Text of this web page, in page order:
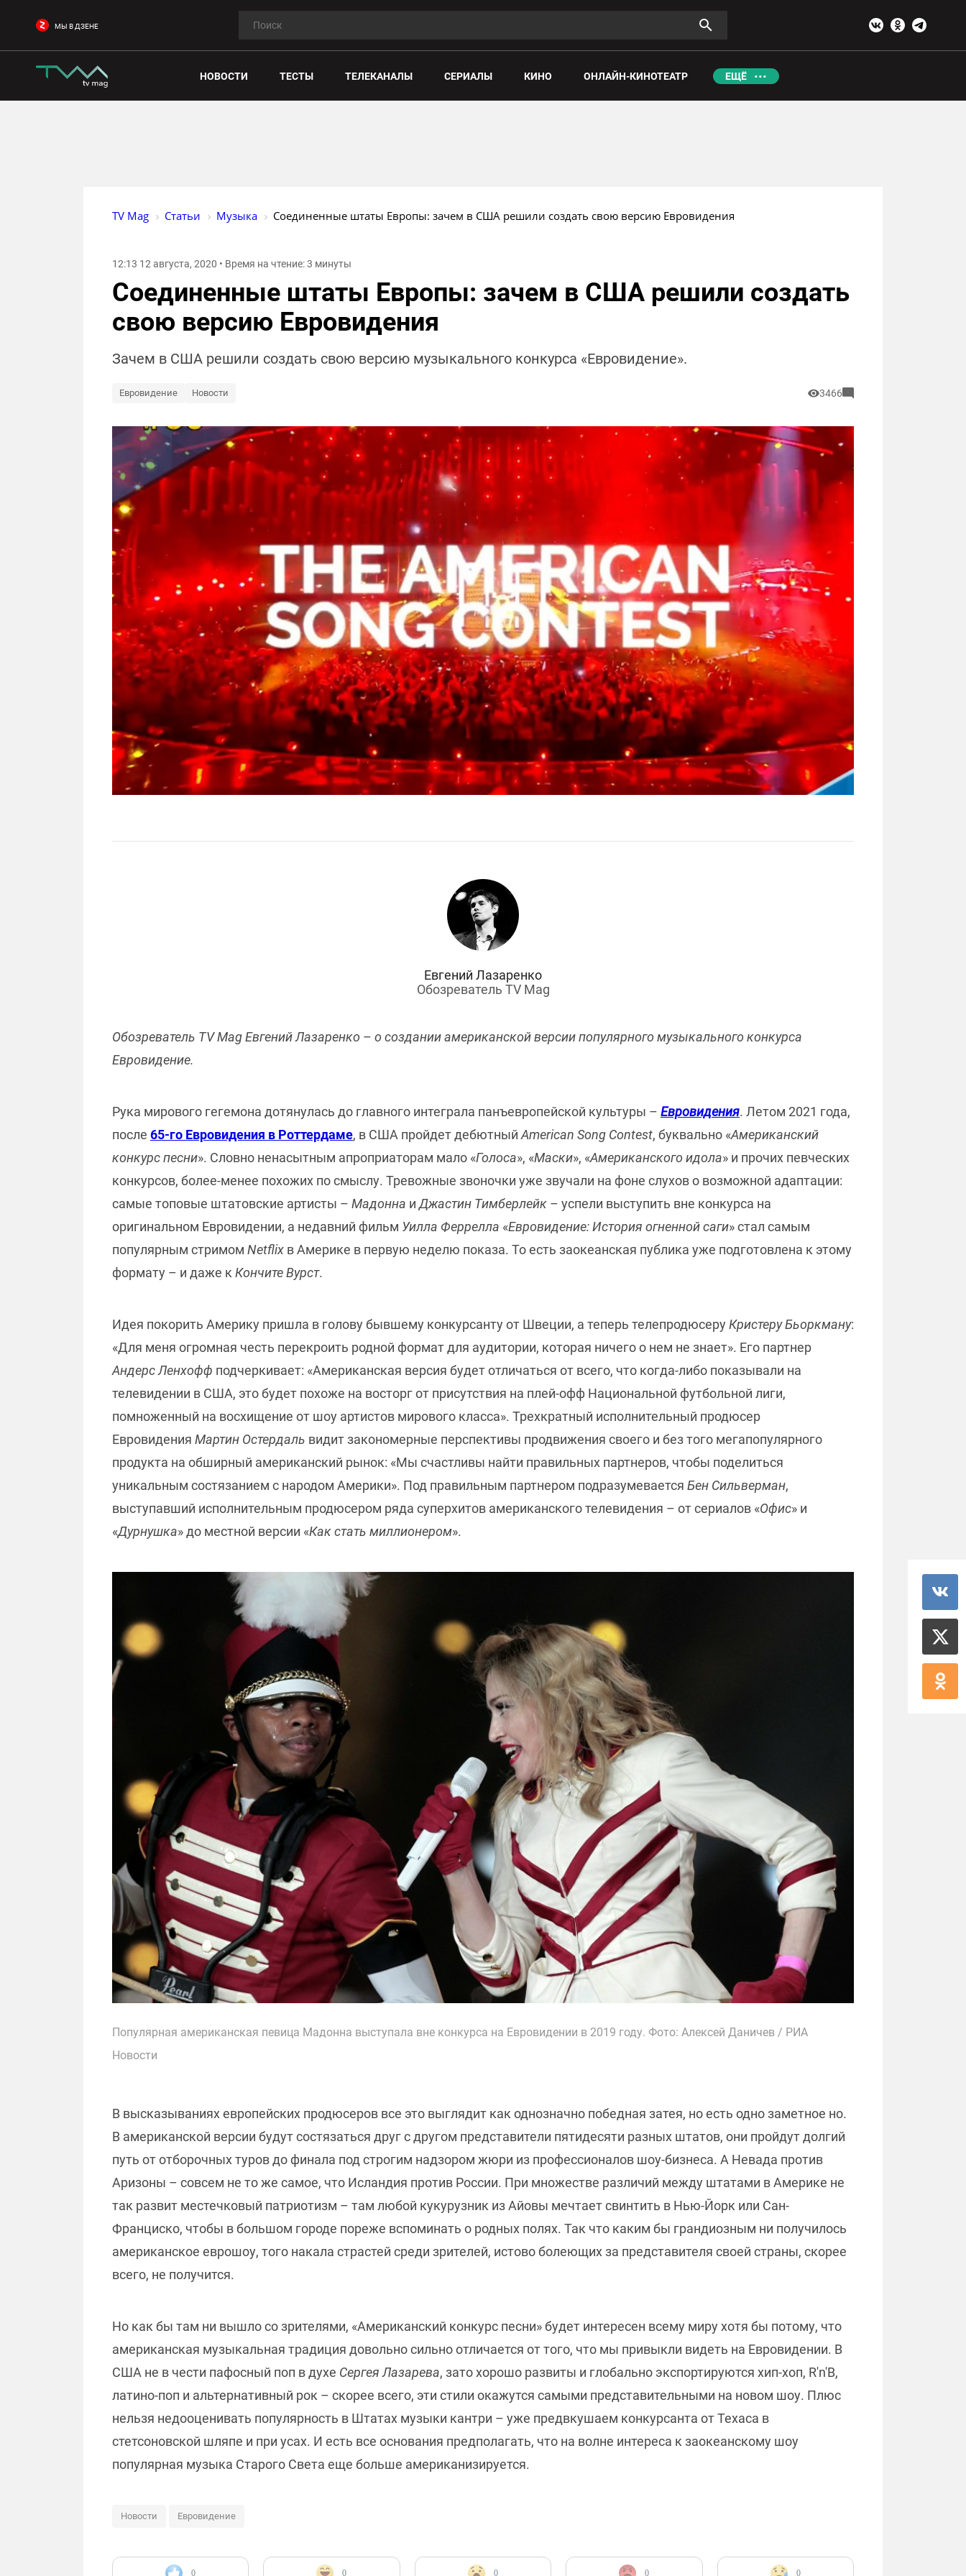
МЫ В ДЗЕНЕ
НОВОСТИ ТЕСТЫ ТЕЛЕКАНАЛЫ СЕРИАЛЫ КИНО ОНЛАЙН-КИНОТЕАТР ЕЩЁ
TV Mag Статьи Музыка Соединенные штаты Европы: зачем в США решили создать свою версию Евровидения
12:13 12 августа, 2020 • Время на чтение: 3 минуты
Соединенные штаты Европы: зачем в США решили создать
свою версию Евровидения
Зачем в США решили создать свою версию музыкального конкурса «Евровидение».
Евровидение Новости 3466
Евгений Лазаренко
Обозреватель TV Mag
Обозреватель TV Mag Евгений Лазаренко – о создании американской версии популярного музыкального конкурса
Евровидение.
Рука мирового гегемона дотянулась до главного интеграла панъевропейской культуры – Евровидения. Летом 2021 года,
после 65-го Евровидения в Роттердаме, в США пройдет дебютный American Song Contest, буквально «Американский
конкурс песни». Словно ненасытным апроприаторам мало «Голоса», «Маски», «Американского идола» и прочих певческих
конкурсов, более-менее похожих по смыслу. Тревожные звоночки уже звучали на фоне слухов о возможной адаптации:
самые топовые штатовские артисты – Мадонна и Джастин Тимберлейк – успели выступить вне конкурса на
оригинальном Евровидении, а недавний фильм Уилла Феррелла «Евровидение: История огненной саги» стал самым
популярным стримом Netflix в Америке в первую неделю показа. То есть заокеанская публика уже подготовлена к этому
формату – и даже к Кончите Вурст.
Идея покорить Америку пришла в голову бывшему конкурсанту от Швеции, а теперь телепродюсеруКристеру Бьоркману:
«Для меня огромная честь перекроить родной формат для аудитории, которая ничего о нем не знает». Его партнер
Андерс Ленхофф подчеркивает: «Американская версия будет отличаться от всего, что когда-либо показывали на
телевидении в США, это будет похоже на восторг от присутствия на плей-офф Национальной футбольной лиги,
помноженный на восхищение от шоу артистов мирового класса». Трехкратный исполнительный продюсер
Евровидения Мартин Остердаль видит закономерные перспективы продвижения своего и без того мегапопулярного
продукта на обширный американский рынок: «Мы счастливы найти правильных партнеров, чтобы поделиться
уникальным состязанием с народом Америки». Под правильным партнером подразумевается Бен Сильверман,
выступавший исполнительным продюсером ряда суперхитов американского телевидения – от сериалов «Офис» и
«Дурнушка» до местной версии «Как стать миллионером».
Популярная американская певица Мадонна выступала вне конкурса на Евровидении в 2019 году. Фото: Алексей Даничев / РИА
Новости
В высказываниях европейских продюсеров все это выглядит как однозначно победная затея, но есть одно заметное но.
В американской версии будут состязаться друг с другом представители пятидесяти разных штатов, они пройдут долгий
путь от отборочных туров до финала под строгим надзором жюри из профессионалов шоу-бизнеса. А Невада против
Аризоны – совсем не то же самое, что Исландия против России. При множестве различий между штатами в Америке не
так развит местечковый патриотизм – там любой кукурузник из Айовы мечтает свинтить в Нью-Йорк или Сан-
Франциско, чтобы в большом городе пореже вспоминать о родных полях. Так что каким бы грандиозным ни получилось
американское еврошоу, того накала страстей среди зрителей, истово болеющих за представителя своей страны, скорее
всего, не получится.
Но как бы там ни вышло со зрителями, «Американский конкурс песни» будет интересен всему миру хотя бы потому, что
американская музыкальная традиция довольно сильно отличается от того, что мы привыкли видеть на Евровидении. В
США не в чести пафосный поп в духе Сергея Лазарева, зато хорошо развиты и глобально экспортируются хип-хоп, R'n'B,
латино-поп и альтернативный рок – скорее всего, эти стили окажутся самыми представительными на новом шоу. Плюс
нельзя недооценивать популярность в Штатах музыки кантри – уже предвкушаем конкурсанта от Техаса в
стетсоновской шляпе и при усах. И есть все основания предполагать, что на волне интереса к заокеанскому шоу
популярная музыка Старого Света еще больше американизируется.
Новости Евровидение
0 0 0 0 0